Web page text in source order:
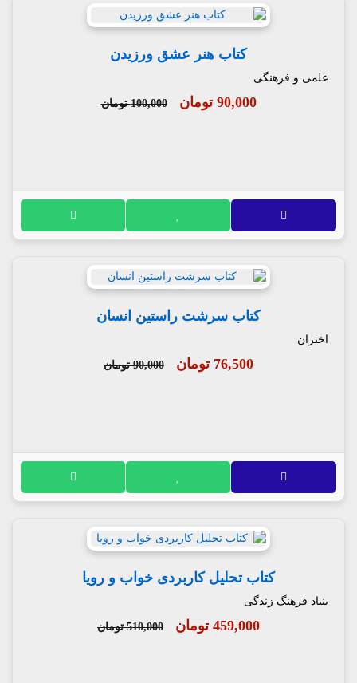
کتاب هنر عشق ورزیدن
علمی و فرهنگی
90,000 تومان 100,000 تومان
کتاب سرشت راستین انسان
اختران
76,500 تومان 90,000 تومان
کتاب تحلیل کاربردی خواب و رویا
بنیاد فرهنگ زندگی
459,000 تومان 510,000 تومان